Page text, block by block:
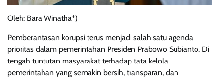
Oleh: Bara Winatha*)
Pemberantasan korupsi terus menjadi salah satu agenda
prioritas dalam pemerintahan Presiden Prabowo Subianto. Di
tengah tuntutan masyarakat terhadap tata kelola
pemerintahan yang semakin bersih, transparan, dan